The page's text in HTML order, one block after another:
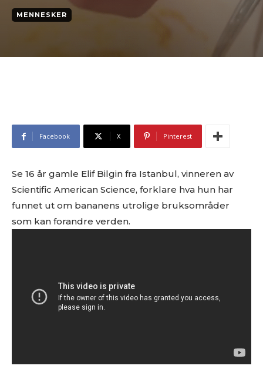
MENNESKER
Facebook X Pinterest
Se 16 år gamle Elif Bilgin fra Istanbul, vinneren av
Scientific American Science, forklare hva hun har
funnet ut om bananens utrolige bruksområder
som kan forandre verden.